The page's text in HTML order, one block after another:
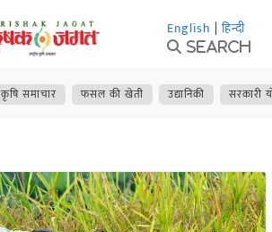
English | हिन्दी
Search
कृषि समाचार फसल की खेती उद्यानिकी सरकारी